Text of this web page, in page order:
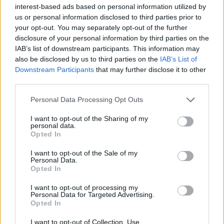
interest-based ads based on personal information utilized by
us or personal information disclosed to third parties prior to
your opt-out. You may separately opt-out of the further
disclosure of your personal information by third parties on the
IAB’s list of downstream participants. This information may
also be disclosed by us to third parties on the IAB’s List of
Downstream Participants that may further disclose it to other
Personal Data Processing Opt Outs
I want to opt-out of the Sharing of my
personal data.
Opted In
I want to opt-out of the Sale of my
Personal Data.
Opted In
I want to opt-out of processing my
Personal Data for Targeted Advertising.
Opted In
I want to opt-out of Collection, Use,
Παιχνίδι από παντού στη Novibet με το
νέο Mobile App
Βιγιανουέβα Τσάρλι Ντράμοντ Αντρέ